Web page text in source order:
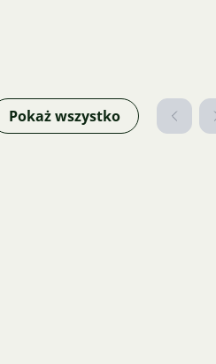
Pokaż wszystko